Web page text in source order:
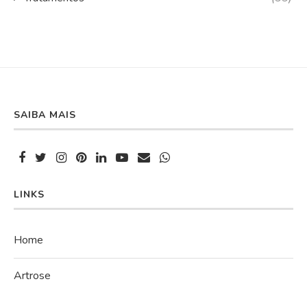
SAIBA MAIS
LINKS
Home
Artrose